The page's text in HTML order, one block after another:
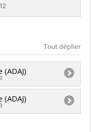
Tout déplier
Lefebvre,